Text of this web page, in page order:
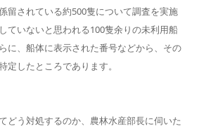
留されている約500隻について調査を実施
ていないと思われる100隻余りの未利用船
に、船体に表示された番号などから、その
定したところであります。
どう対処するのか、農林水産部長に伺いた